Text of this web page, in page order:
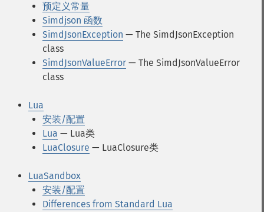
预定义常量
Simdjson 函数
SimdJsonException — The SimdJsonException
class
SimdJsonValueError — The SimdJsonValueError
class
Lua
安装/配置
Lua — Lua类
LuaClosure — LuaClosure类
LuaSandbox
安装/配置
Differences from Standard Lua